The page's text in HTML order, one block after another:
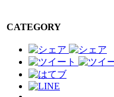
CATEGORY